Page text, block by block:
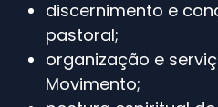
discernimento e
pastoral;
organização e
Movimento;